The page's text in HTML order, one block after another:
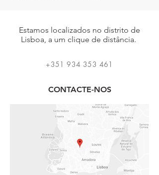
Estamos localizados no distrito de
Lisboa, a um clique de distância.
+351 934 353 461
CONTACTE-NOS